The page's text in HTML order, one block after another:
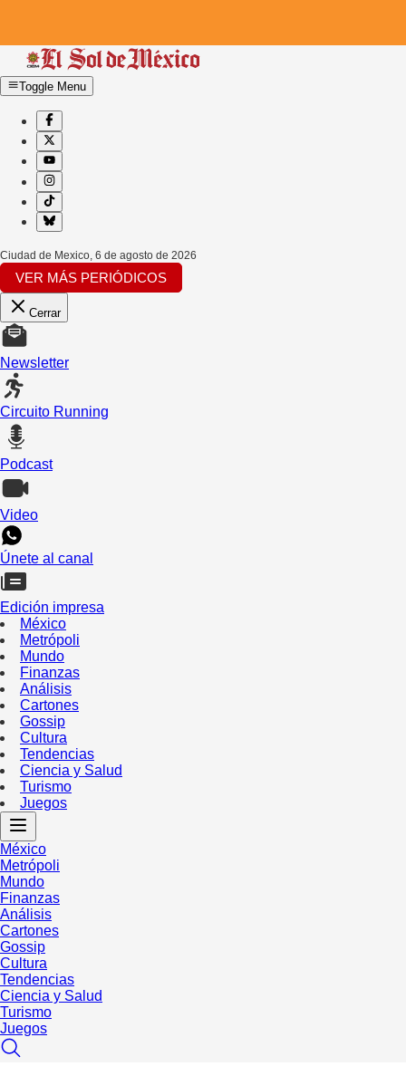
Toggle Menu
Ciudad de Mexico, 6 de agosto de 2026
VER MÁS PERIÓDICOS
Cerrar
Newsletter
Circuito Running
Podcast
Video
Únete al canal
Edición impresa
México
Metrópoli
Mundo
Finanzas
Análisis
Cartones
Gossip
Cultura
Tendencias
Ciencia y Salud
Turismo
Juegos
México
Metrópoli
Mundo
Finanzas
Análisis
Cartones
Gossip
Cultura
Tendencias
Ciencia y Salud
Turismo
Juegos